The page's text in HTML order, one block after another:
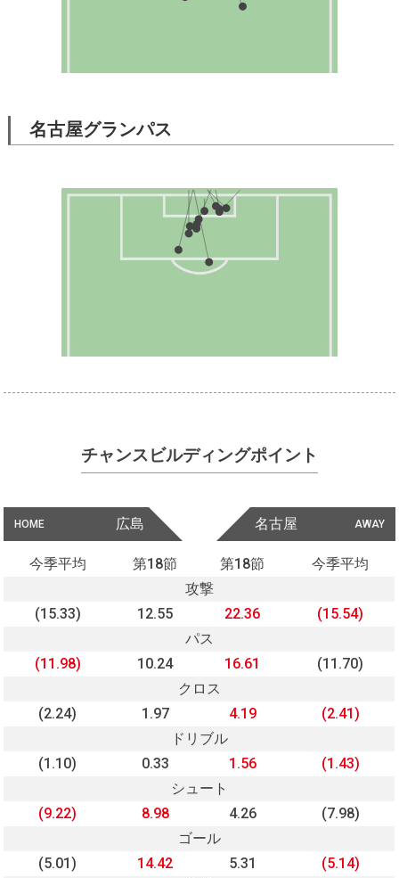
名古屋グランパス
チャンスビルディングポイント
HOME 広島 AWAY
名古屋
今季平均 第18節 第18節
今季平均
攻撃
(15.33)
12.55 22.36
(15.54)
パス
(11.98)
10.24 16.61
(11.70)
クロス
(2.24)
1.97 4.19
(2.41)
ドリブル
(1.10)
0.33 1.56
(1.43)
シュート
(9.22)
8.98 4.26
(7.98)
ゴール
(5.01)
14.42 5.31
(5.14)